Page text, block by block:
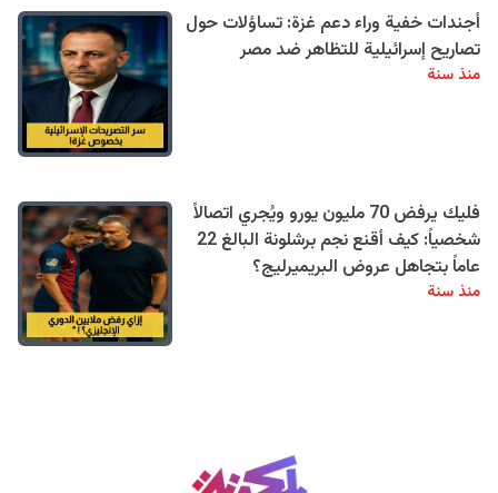
أجندات خفية وراء دعم غزة: تساؤلات حول
تصاريح إسرائيلية للتظاهر ضد مصر
منذ سنة
فليك يرفض 70 مليون يورو ويُجري اتصالاً
شخصياً: كيف أقنع نجم برشلونة البالغ 22
عاماً بتجاهل عروض البريميرليج؟
منذ سنة